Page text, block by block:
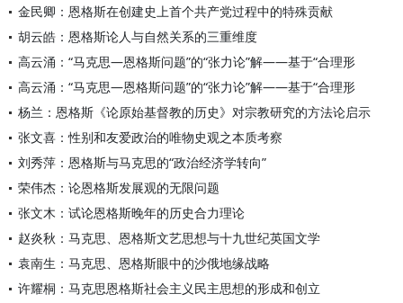
金民卿：恩格斯在创建史上首个共产党过程中的特殊贡献
胡云皓：恩格斯论人与自然关系的三重维度
高云涌：“马克思—恩格斯问题”的“张力论”解——基于“合理形
高云涌：“马克思—恩格斯问题”的“张力论”解——基于“合理形
杨兰：恩格斯《论原始基督教的历史》对宗教研究的方法论启示
张文喜：性别和友爱政治的唯物史观之本质考察
刘秀萍：恩格斯与马克思的“政治经济学转向”
荣伟杰：论恩格斯发展观的无限问题
张文木：试论恩格斯晚年的历史合力理论
赵炎秋：马克思、恩格斯文艺思想与十九世纪英国文学
袁南生：马克思、恩格斯眼中的沙俄地缘战略
许耀桐：马克思恩格斯社会主义民主思想的形成和创立